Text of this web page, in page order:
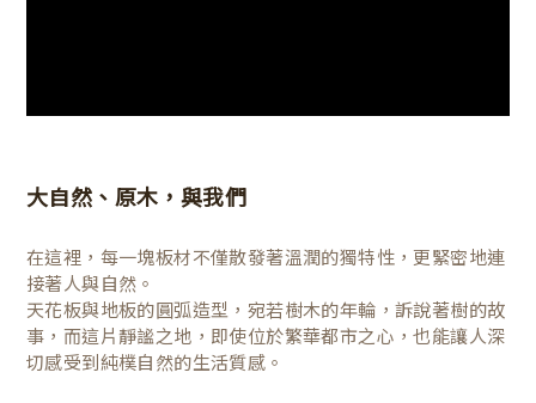
大自然、原木，與我們
在這裡，每一塊板材不僅散發著溫潤的獨特性，更緊密地連
接著人與自然。
天花板與地板的圓弧造型，宛若樹木的年輪，訴說著樹的故
事，而這片靜謐之地，即使位於繁華都市之心，也能讓人深
切感受到純樸自然的生活質感。